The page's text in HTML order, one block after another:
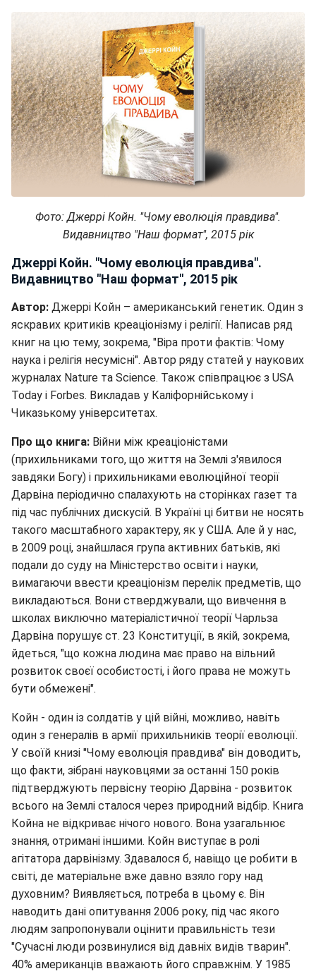
Фото: Джеррі Койн. "Чому еволюція правдива".
Видавництво "Наш формат", 2015 рік
Джеррі Койн. "Чому еволюція правдива".
Видавництво "Наш формат", 2015 рік
Автор: Джеррі Койн – американський генетик. Один з
яскравих критиків креаціонізму і релігії. Написав ряд
книг на цю тему, зокрема, "Віра проти фактів: Чому
наука і релігія несумісні". Автор ряду статей у наукових
журналах Nature та Science. Також співпрацює з USA
Today і Forbes. Викладав у Каліфорнійському і
Чиказькому університетах.
Про що книга: Війни між креаціоністами
(прихильниками того, що життя на Землі з'явилося
завдяки Богу) і прихильниками еволюційної теорії
Дарвіна періодично спалахують на сторінках газет та
під час публічних дискусій. В Україні ці битви не носять
такого масштабного характеру, як у США. Але й у нас,
в 2009 році, знайшлася група активних батьків, які
подали до суду на Міністерство освіти і науки,
вимагаючи ввести креаціонізм перелік предметів, що
викладаються. Вони стверджували, що вивчення в
школах виключно матеріалістичної теорії Чарльза
Дарвіна порушує ст. 23 Конституції, в якій, зокрема,
йдеться, "що кожна людина має право на вільний
розвиток своєї особистості, і його права не можуть
бути обмежені".
Койн - один із солдатів у цій війні, можливо, навіть
один з генералів в армії прихильників теорії еволюції.
У своїй книзі "Чому еволюція правдива" він доводить,
що факти, зібрані науковцями за останні 150 років
підтверджують первісну теорію Дарвіна - розвиток
всього на Землі сталося через природний відбір. Книга
Койна не відкриває нічого нового. Вона узагальнює
знання, отримані іншими. Койн виступає в ролі
агітатора дарвінізму. Здавалося б, навіщо це робити в
світі, де матеріальне вже давно взяло гору над
духовним? Виявляється, потреба в цьому є. Він
наводить дані опитування 2006 року, під час якого
людям запропонували оцінити правильність тези
"Сучасні люди розвинулися від давніх видів тварин".
40% американців вважають його справжнім. У 1985